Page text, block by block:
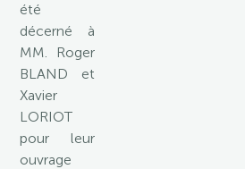
été
décerné à
MM. Roger
BLAND et
Xavier
LORIOT
pour leur
ouvrage